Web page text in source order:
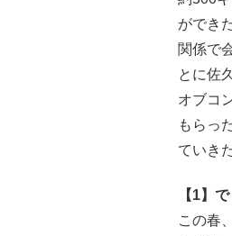
ができ
関係で
とに佐
オブコ
もらっ
ていき
【1】
この春